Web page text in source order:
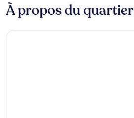
À propos du quartier